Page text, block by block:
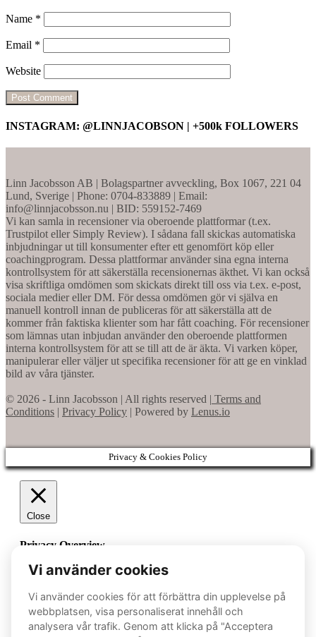
Name *
Email *
Website
INSTAGRAM: @LINNJACOBSON | +500k FOLLOWERS
Linn Jacobsson AB | Bolagspartner avveckling, Box 1067, 221 04
Lund, Sverige | Phone: 0704-833889 | Email:
info@linnjacobsson.nu | BID: 559152-7469
Vi kan samla in recensioner via oberoende plattformar (t.ex.
Trustpilot eller Simply Review). I sådana fall skickas automatiska
inbjudningar ut till konsumenter efter ett genomfört köp eller
coachingprogram. Dessa plattformar använder sina egna interna
kontrollsystem för att säkerställa recensionernas äkthet. Vi kan också
visa skriftliga omdömen som skickats direkt till oss via t.ex. e-post,
sociala medier eller DM. För dessa omdömen gör vi själva en
manuell kontroll innan de publiceras för att säkerställa att de
kommer från faktiska klienter som har fått coaching. För recensioner
som lämnas utan inbjudan använder den oberoende plattformen
interna kontrollsystem för att se till att de är äkta. Vi varken köper,
manipulerar eller väljer ut specifika recensioner för att ge en vinklad
bild av våra tjänster.
© 2026 - Linn Jacobsson | All rights reserved | Terms and
Conditions | Privacy Policy | Powered by Lenus.io
Privacy & Cookies Policy
Close
Privacy Overview
This website uses cookies to improve your experience while
cookies that are categorized as necessary are stored on your
browser as they are essential for the working of basic
functionalities of the website. We also use third-party cookies